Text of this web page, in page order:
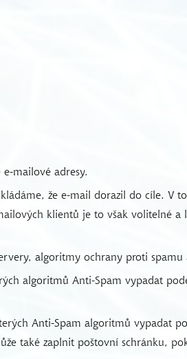
mailové adresy.
že e-mail dorazil do cíle. V
klientů je to však volitelné a
algoritmy ochrany proti spamu
algoritmů Anti-Spam vypadat
Anti-Spam algoritmů vypadat
také zaplnit poštovní schránku,